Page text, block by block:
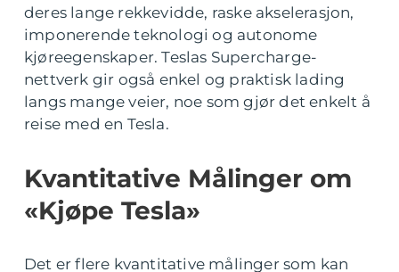
deres lange rekkevidde, raske akselerasjon,
imponerende teknologi og autonome
kjøreegenskaper. Teslas Supercharge-
nettverk gir også enkel og praktisk lading
langs mange veier, noe som gjør det enkelt å
reise med en Tesla.
Kvantitative Målinger om
«Kjøpe Tesla»
Det er flere kvantitative målinger som kan